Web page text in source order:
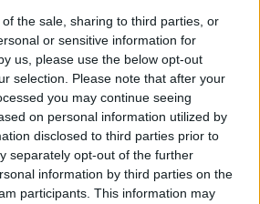
the sale, sharing to third parties, or
or sensitive information for
us, please use the below opt-out
selection. Please note that after your
you may continue seeing
on personal information utilized by
disclosed to third parties prior to
separately opt-out of the further
information by third parties on the
participants. This information may
Βουλή στις
δίνοντας πλειοψηφία 180
νέα Βουλή που θα προκύψει
να μην αναθεωρήσει με 151,
που θα “τρέξουν” την